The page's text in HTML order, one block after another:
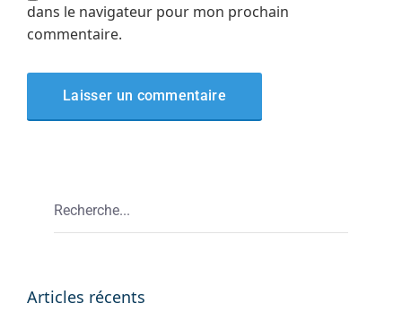
dans le navigateur pour mon prochain
commentaire.
Articles récents